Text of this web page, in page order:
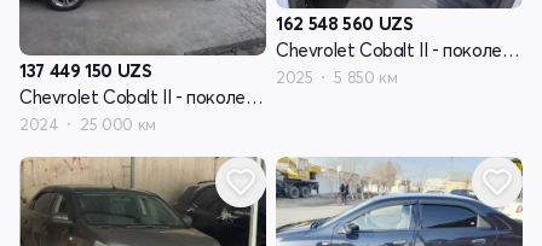
137 449 150 UZS
Chevrolet Cobalt II - поколение рестайлинг
2024 25 000 км
162 548 560 UZS
Chevrolet Cobalt II - поколение рестайлинг
2025 5 850 км